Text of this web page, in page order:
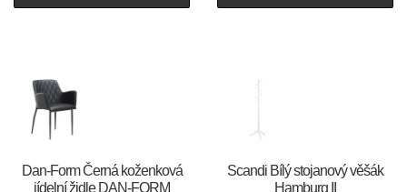
​​​​​Dan-Form Černá koženková
jídelní židle DAN-FORM
Scandi Bílý stojanový věšák
Hamburg II